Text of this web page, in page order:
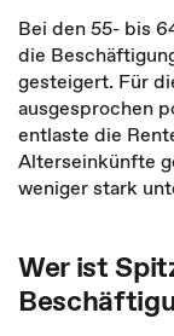
Bei den 55- bis
die
gesteigert. Für
ausgesprochen
entlaste die
Alterseinkünfte
weniger stark
Wer ist